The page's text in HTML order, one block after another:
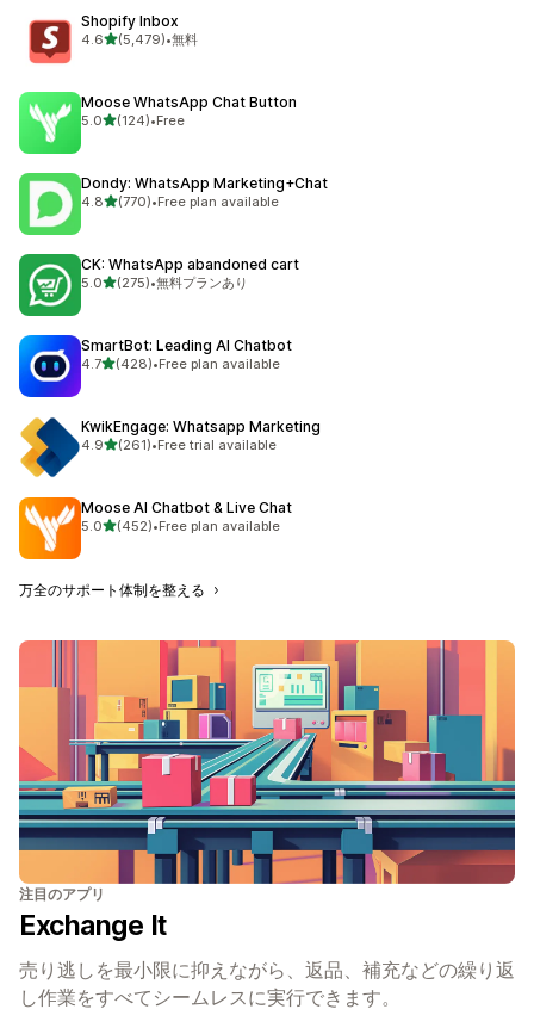
Shopify Inbox
4.65つ星中
(5,479)
合計レビュー数：5479件
•無料
Moose WhatsApp Chat Button
5.05つ星中
(124)
合計レビュー数：124件
•Free
Dondy: WhatsApp Marketing+Chat
4.85つ星中
(770)
合計レビュー数：770件
•Free plan available
CK: WhatsApp abandoned cart
5.05つ星中
(275)
合計レビュー数：275件
•無料プランあり
SmartBot: Leading AI Chatbot
4.75つ星中
(428)
合計レビュー数：428件
•Free plan available
KwikEngage: Whatsapp Marketing
4.95つ星中
(261)
合計レビュー数：261件
•Free trial available
Moose AI Chatbot & Live Chat
5.05つ星中
(452)
合計レビュー数：452件
•Free plan available
万全のサポート体制を整える
注目のアプリ
Exchange It
売り逃しを最小限に抑えながら、返品、補充などの繰り返
し作業をすべてシームレスに実行できます。